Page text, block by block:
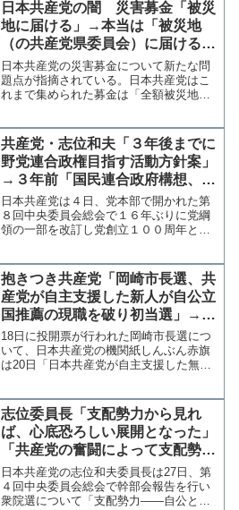
ういうことを政府で検討し...
日本共産党の闇 災害募金「被災
地に届ける」→本当は「被災地
（の共産党県委員会）に届ける」
だった！
日本共産党の災害募金について新たな問
題点が指摘されている。日本共産党はこ
れまで集められた募金は「全額被災地に
たことが判明した。正確には「全額被災
地（の党委員会）に届ける...
共産党・志位和夫「３年後までに
野党連合政権目指す活動方針案」
→３年前「国民連合政府構想、理
解得られず撤回」
日本共産党は４日、党本部で開かれた第
８回中央委員会総会で１６年ぶりに党綱
領の一部を改訂し党創立１００周年とな
の党大会決議案を提示し、次期衆院選に
ついて「野党連合政権に...
抱きつき共産党「岡崎市長選、共
産党が自主支援した新人が自公立
国推薦の現職を破り初当選」→事
務所に与野党議員の為書、維新や
れいわ新選組が応援するも共産党
は何もしていない？
18日に投開票が行われた岡崎市長選につ
いて、日本共産党の機関紙しんぶん赤旗
は20日「日本共産党が自主支援した無所
薦の現職に共産党の支援で勝利したかの
ように伝えている。愛...
志位委員長「支配勢力から見れ
ば、心底恐ろしい展開となった」
「共産党の奮闘によって支配勢力
に攻め込み追い詰めた選挙となっ
た」
日本共産党の志位和夫委員長は27日、第
４回中央委員会総会で幹部会報告を行い
衆院選について「支配勢力――自公と補